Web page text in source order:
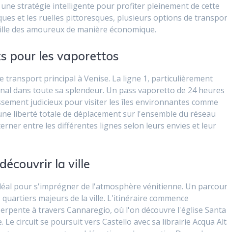
stratégie intelligente pour profiter pleinement de cette
et les ruelles pittoresques, plusieurs options de
des amoureux de manière économique.
pour les vaporettos
transport principal à Venise. La ligne 1, particulièrement
dans toute sa splendeur. Un pass vaporetto de 24 heures
judicieux pour visiter les îles environnantes comme
liberté totale de déplacement sur l'ensemble du réseau
entre les différentes lignes selon leurs envies et leur
la ville
pour s'imprégner de l'atmosphère vénitienne. Un
majeurs de la ville. L'itinéraire commence
à travers Cannaregio, où l'on découvre l'église Santa
circuit se poursuit vers Castello avec sa librairie Acqua